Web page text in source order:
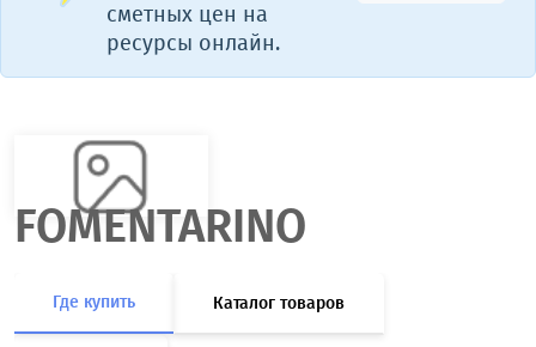
сметных цен на
ресурсы онлайн.
FOMENTARINO
Где купить Каталог товаров